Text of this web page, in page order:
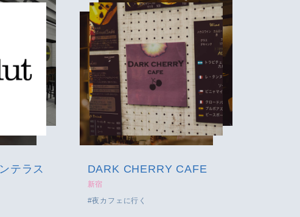
DARK CHERRY CAFE
新宿
夜カフェに行く